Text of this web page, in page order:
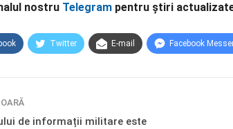
nostru Telegram pentru știri
Twitter E-mail Facebook
de informații militare este